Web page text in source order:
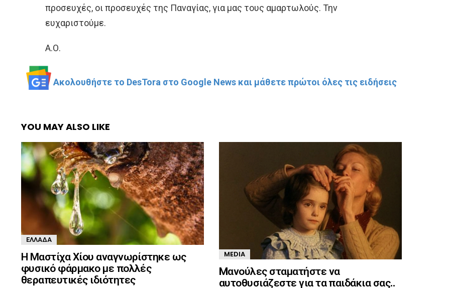
προσευχές, οι προσευχές της Παναγίας, για μας τους αμαρτωλούς. Την
ευχαριστούμε.
Α.Ο.
Ακολουθήστε το DesTora στο Google News και μάθετε πρώτοι όλες τις ειδήσεις
YOU MAY ALSO LIKE
ΕΛΛΆΔΑ
Η Μαστίχα Χίου αναγνωρίστηκε ως
φυσικό φάρμακο με πολλές
θεραπευτικές ιδιότητες
MEDIA
Mανούλες σταματήστε να
αυτοθυσιάζεστε για τα παιδάκια σας..